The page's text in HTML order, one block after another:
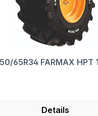
65R34 FARMAX HPT
Details